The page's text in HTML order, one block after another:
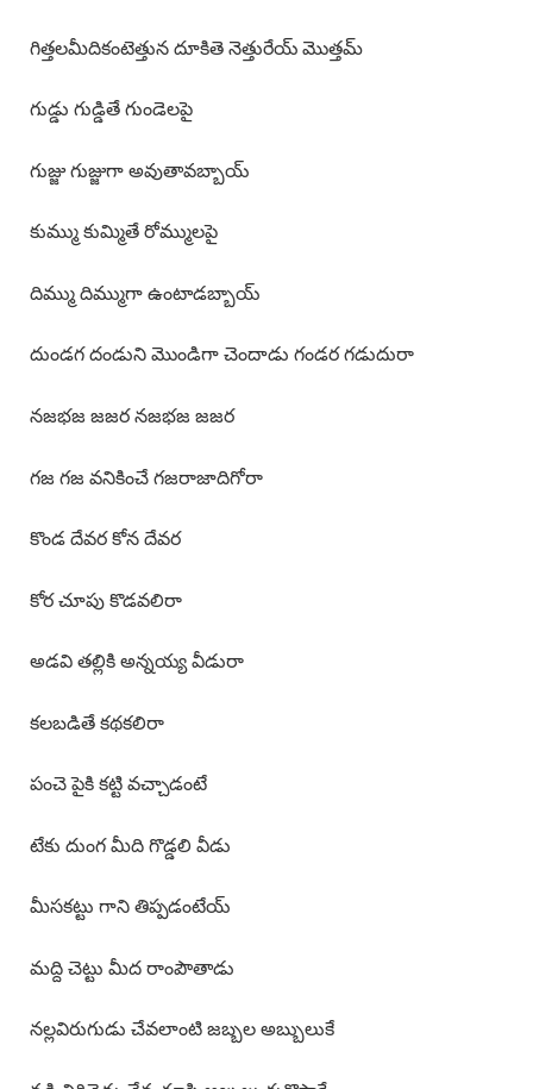
గిత్తలమీదికంటెత్తున దూకితె నెత్తురేయ్ మొత్తమ్
గుడ్డు గుడ్డితే గుండెలపై
గుజ్జు గుజ్జుగా అవుతావబ్బాయ్
కుమ్ము కుమ్మితే రోమ్ములపై
దిమ్ము దిమ్ముగా ఉంటాడబ్బాయ్
దుండగ దండుని మొండిగా చెందాడు గండర గడుదురా
నజభజ జజర నజభజ జజర
గజ గజ వనికించే గజరాజాదిగోరా
కొండ దేవర కోన దేవర
కోర చూపు కొడవలిరా
అడవి తల్లికి అన్నయ్య వీడురా
కలబడితే కథకలిరా
పంచె పైకి కట్టి వచ్చాడంటే
టేకు దుంగ మీది గొడ్డలి వీడు
మీసకట్టు గాని తిప్పడంటేయ్
మద్ది చెట్టు మీద రాంపౌతాడు
నల్లవిరుగుడు చేవలాంటి జబ్బల అబ్బులుకే